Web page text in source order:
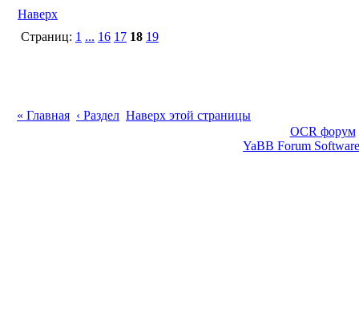
Наверх
Страниц: 1 ... 16 17 18 19
« Главная ‹ Раздел Наверх этой страницы
OCR форум
YaBB Forum Software